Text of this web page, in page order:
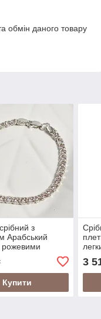
обмін даного товару
з
Арабський
рожевими
супер легкий 19
Купити
3